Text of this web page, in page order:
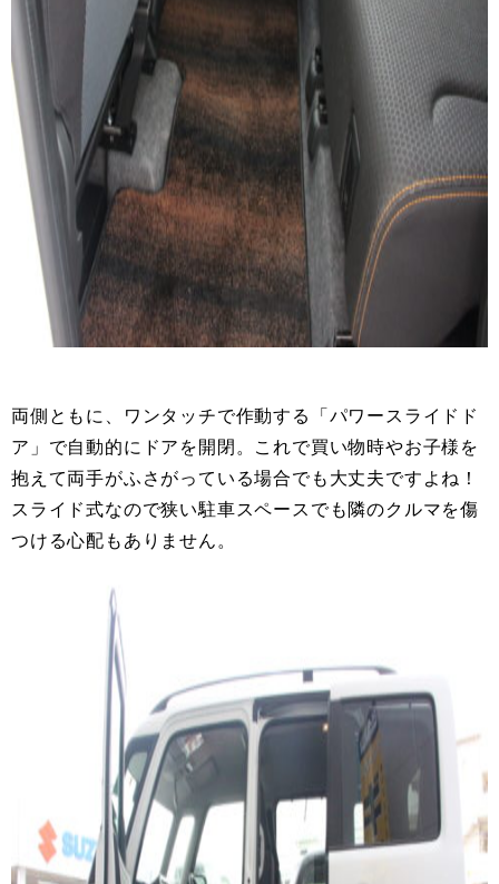
両側ともに、ワンタッチで作動する「パワースライドド
ア」で自動的にドアを開閉。これで買い物時やお子様を
抱えて両手がふさがっている場合でも大丈夫ですよね！
スライド式なので狭い駐車スペースでも隣のクルマを傷
つける心配もありません。